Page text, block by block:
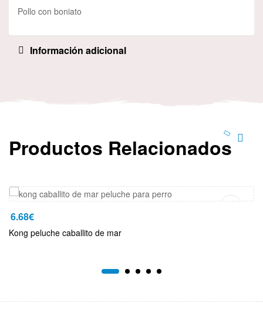
Pollo con boniato
Información adicional
Productos Relacionados
6.68€
Kong peluche caballito de mar